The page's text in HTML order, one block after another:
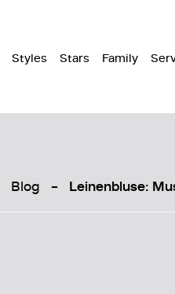
Styles Stars Family
Blog Leinenbluse: